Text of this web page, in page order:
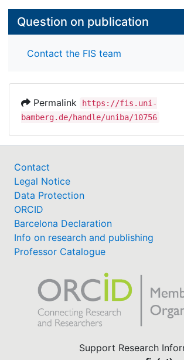
Question on publication
Contact the FIS team
Permalink
https://fis.uni-
bamberg.de/handle/uniba/10756
Contact
Legal Notice
Data Protection
ORCID
Barcelona Declaration
Info on research and publishing
Professor Catalogue
Support Research